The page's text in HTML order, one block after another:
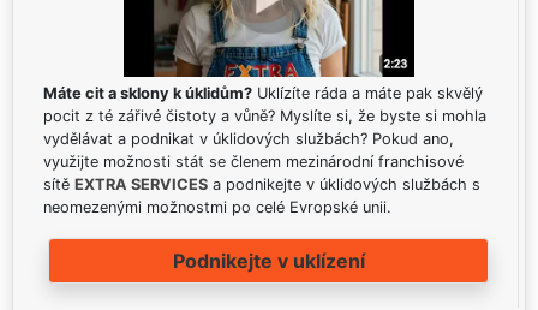
Máte cit a sklony k úklidům? Uklízíte ráda a máte pak skvělý
pocit z té zářivé čistoty a vůně? Myslíte si, že byste si mohla
vydělávat a podnikat v úklidových službách? Pokud ano,
využijte možnosti stát se členem mezinárodní franchisové
sítě EXTRA SERVICES a podnikejte v úklidových službách s
neomezenými možnostmi po celé Evropské unii.
Podnikejte v uklízení